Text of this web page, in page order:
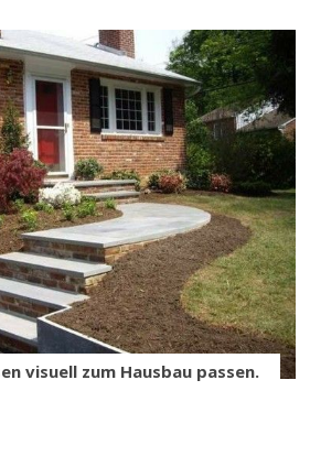
visuell zum Hausbau passen.